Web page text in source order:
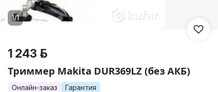
1/1
1 243 р.
Триммер Makita DUR369LZ (без АКБ)
Онлайн-заказ Гарантия